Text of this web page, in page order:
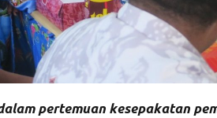
pertemuan kesepakatan